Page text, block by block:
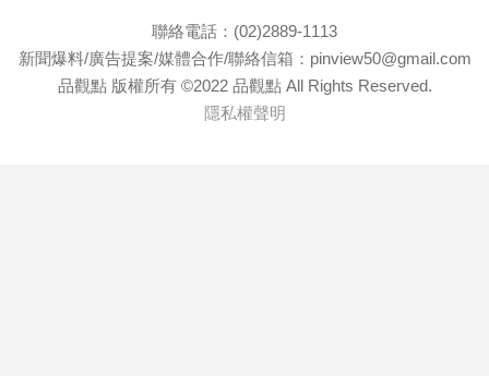
聯絡電話：(02)2889-1113
新聞爆料/廣告提案/媒體合作/聯絡信箱：pinview50@gmail.com
品觀點 版權所有 ©2022 品觀點 All Rights Reserved.
隱私權聲明